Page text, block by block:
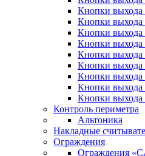
Кнопки выхода
Кнопки выхода
Кнопки выхода
Кнопки выхода
Кнопки выхода
Кнопки выхода
Кнопки выхода
Кнопки выхода
Кнопки выхода
Контроль периметра
Альтоника
Накладные
Ограждения
Ограждения